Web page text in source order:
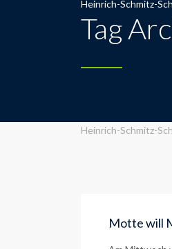
Heinrich-Schmitz-
Tag
Heinrich-Schmitz-
Motte will